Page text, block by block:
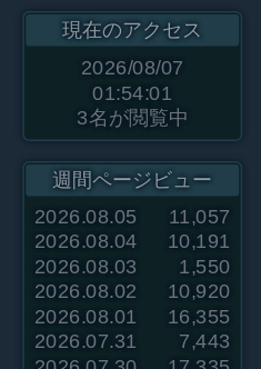
現在のアクセス
2026/08/07
01:54:01
3名が閲覧中
週間ページビュー
2026.08.05
11,057
2026.08.04
10,191
2026.08.03
1,550
2026.08.02
10,920
2026.08.01
16,355
2026.07.31
7,443